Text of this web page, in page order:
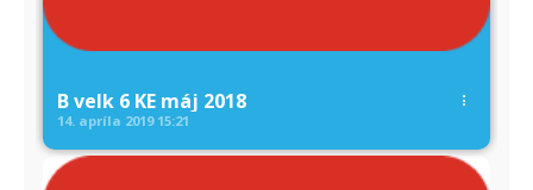
B velk 6 KE máj 2018
14. apríla 2019 15:21